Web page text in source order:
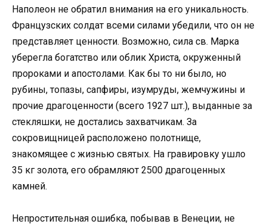
Наполеон не обратил внимания на его уникальность.
Французских солдат всеми силами убедили, что он не
представляет ценности. Возможно, сила св. Марка
уберегла богатство или облик Христа, окруженный
пророками и апостолами. Как бы то ни было, но
рубины, топазы, сапфиры, изумруды, жемчужины и
прочие драгоценности (всего 1927 шт.), выданные за
стекляшки, не достались захватчикам. За
сокровищницей расположено полотнище,
знакомящее с жизнью святых. На гравировку ушло
35 кг золота, его обрамляют 2500 драгоценных
камней.
Непростительная ошибка, побывав в Венеции, не